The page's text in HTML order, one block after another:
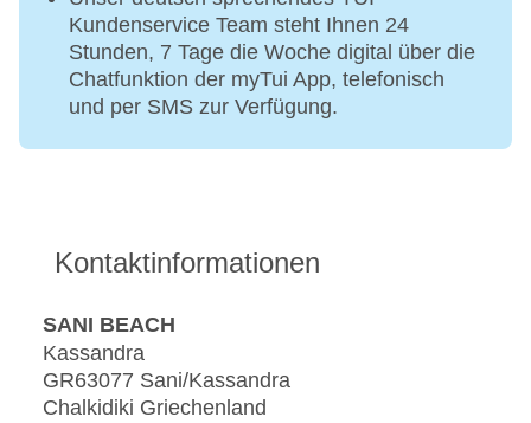
Kundenservice Team steht Ihnen 24
Stunden, 7 Tage die Woche digital über die
Chatfunktion der myTui App, telefonisch
und per SMS zur Verfügung.
Kontaktinformationen
SANI BEACH
Kassandra
GR63077 Sani/Kassandra
Chalkidiki Griechenland